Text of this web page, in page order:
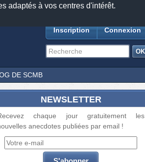
adaptés à vos centres d'intérêt.
Feeds18881anecdotes-218lecteurs connectés
Inscription Connexion
DE SCMB
NEWSLETTER
chaque jour gratuitement les
anecdotes publiées par email !